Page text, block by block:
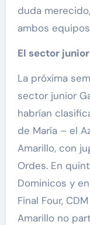
duda
ambos
El sector
La próxima
sector junior
habrían
de María – el
Amarillo, con
Ordes. En
Dominicos y
Final Four,
Amarillo no